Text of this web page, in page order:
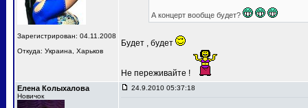
Зарегистрирован: 04.11.2008
Откуда: Украина, Харьков
А концерт вообще будет?
Будет , будет
Не переживайте !
Елена Колыхалова
Новичок
24.9.2010 05:37:18